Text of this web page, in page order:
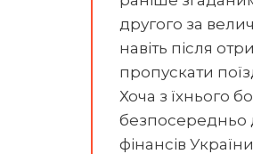
другого за
навіть після
пропускати
Хоча з їхнього
безпосередньо
фінансів